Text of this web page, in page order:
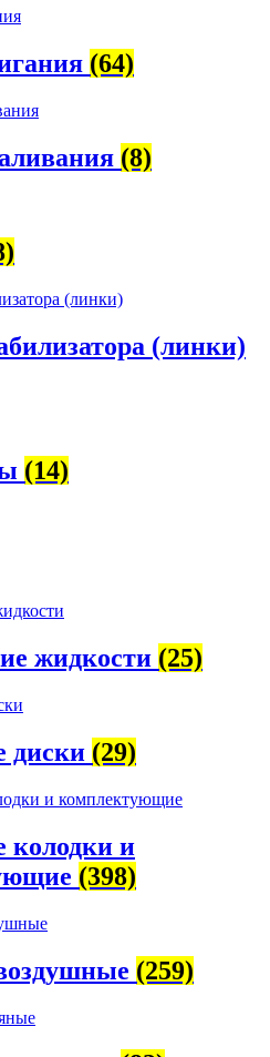
(64)
(8)
(линки)
(14)
жидкости (25)
диски (29)
колодки и
(398)
(259)